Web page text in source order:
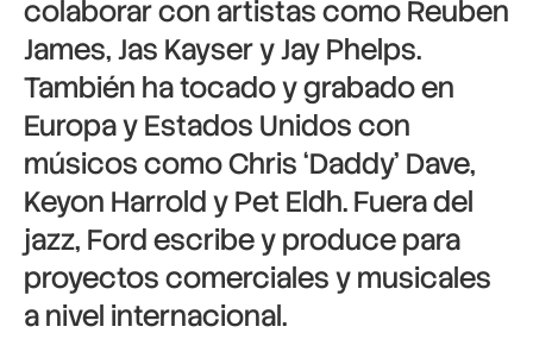
colaborar con artistas como Reuben
James, Jas Kayser y Jay Phelps.
También ha tocado y grabado en
Europa y Estados Unidos con
músicos como Chris ‘Daddy’ Dave,
Keyon Harrold y Pet Eldh. Fuera del
jazz, Ford escribe y produce para
proyectos comerciales y musicales
a nivel internacional.